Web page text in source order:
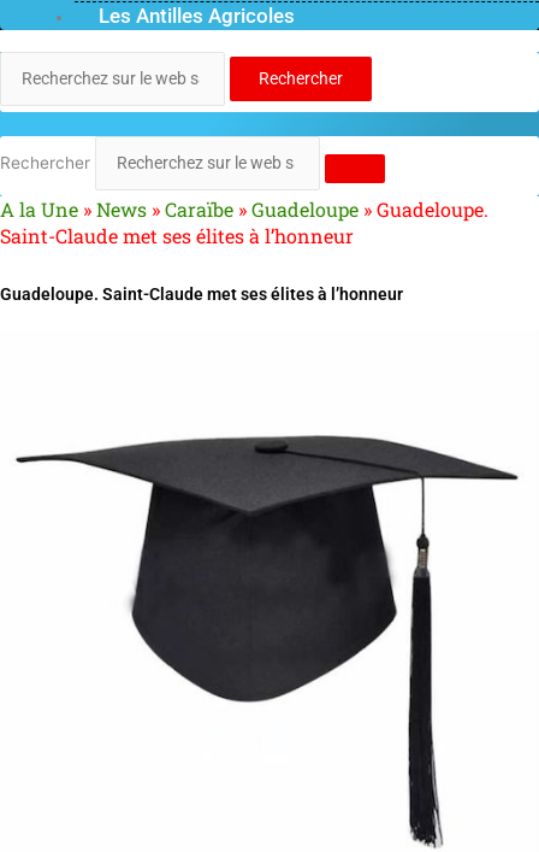
Les Antilles Agricoles
Rechercher
Rechercher
A la Une »News »Caraïbe »Guadeloupe »Guadeloupe.
Saint-Claude met ses élites à l’honneur
Guadeloupe. Saint-Claude met ses élites à l’honneur